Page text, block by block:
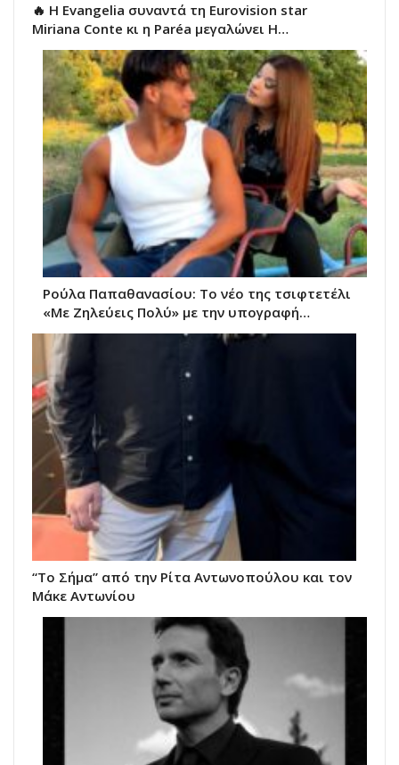
🔥 H Evangelia συναντά τη Eurovision star
Miriana Conte κι η Paréa μεγαλώνει Η…
Ρούλα Παπαθανασίου: Το νέο της τσιφτετέλι
«Με Ζηλεύεις Πολύ» με την υπογραφή…
“Το Σήμα” από την Ρίτα Αντωνοπούλου και τον
Μάκε Αντωνίου